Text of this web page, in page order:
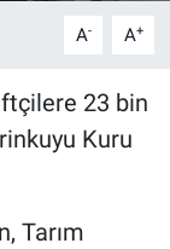
A- A+
23 bin
Kuru
Tarım